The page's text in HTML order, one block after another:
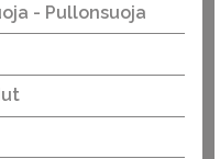
- Pullonsuoja